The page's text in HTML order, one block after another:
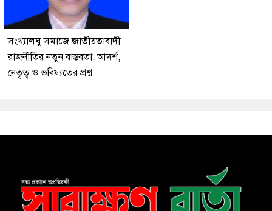
সংখ্যালঘু সমাজে জাতীয়তাবাদী
রাজনীতির নতুন বাস্তবতা: আদর্শ,
নেতৃত্ব ও ভবিষ্যতের প্রশ্ন।